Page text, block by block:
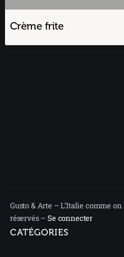
Crème frite
Gusto & Arte – L’Italie comme
réservés –Se connecter
CATÉGORIES